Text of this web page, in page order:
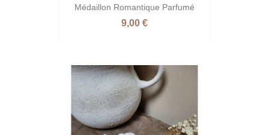
Médaillon Romantique Parfumé
Prix
9,00 €